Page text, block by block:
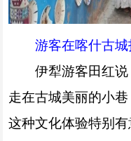
游客在喀什古
伊犁游客田红
走在古城美丽的小
这种文化体验特别有